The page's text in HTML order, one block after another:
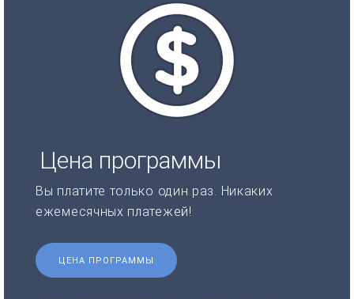
Цена программы
Вы платите только один раз. Никаких
ежемесячных платежей!
ЦЕНА ПРОГРАММЫ